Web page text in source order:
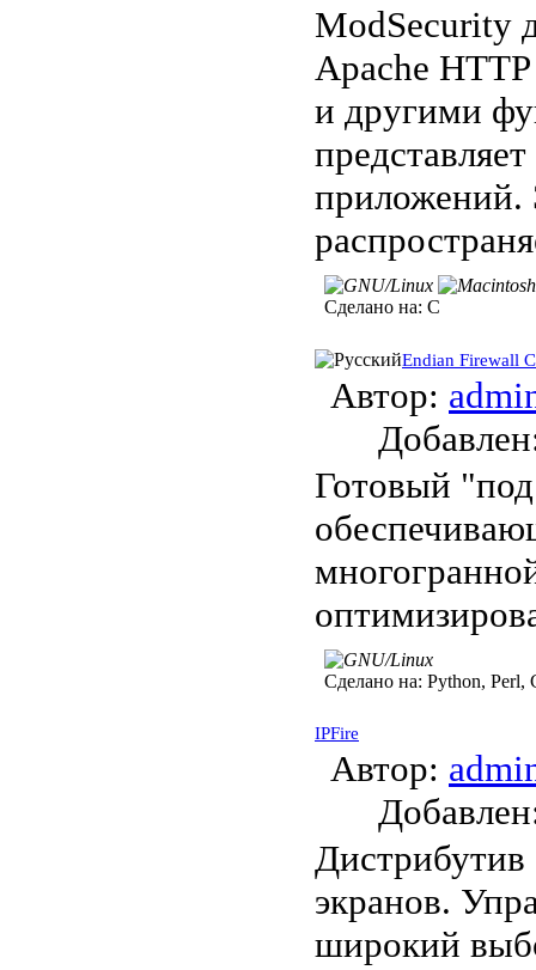
ModSecurity
Apache
и другими
приложений.
Сделано на: C
Endian Firewall
Автор:
Готовый
Сделано на: Python, Perl,
IPFire
Автор:
экранов.
широкий